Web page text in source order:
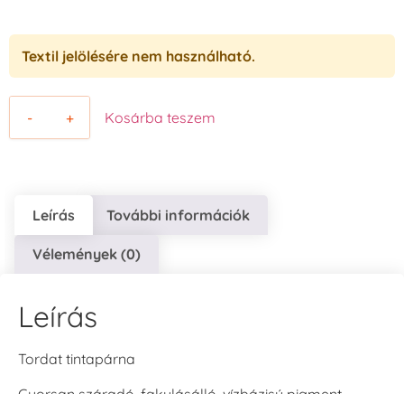
Textil jelölésére nem használható.
- + Kosárba teszem
Leírás További információk
Vélemények (0)
Leírás
Tordat tintapárna